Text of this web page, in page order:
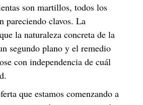
son martillos, todos los
pareciendo clavos. La
la naturaleza concreta de la
segundo plano y el remedio
con independencia de cuál
que estamos comenzando a